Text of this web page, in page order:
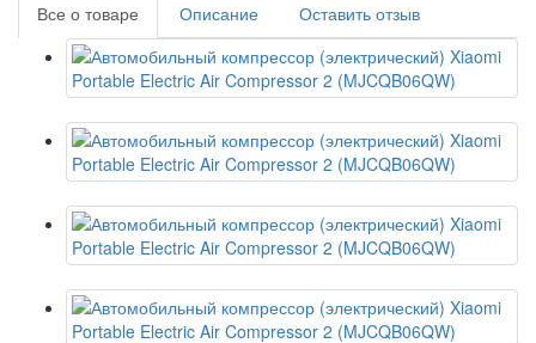
Все о товаре Описание Оставить отзыв